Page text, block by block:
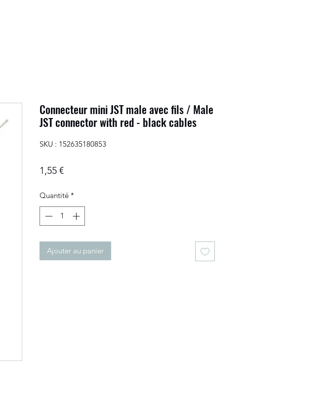
Connecteur mini JST male avec fils / Male
JST connector with red - black cables
SKU : 152635180853
1,55 €Prix
Quantité *
Ajouter au panier